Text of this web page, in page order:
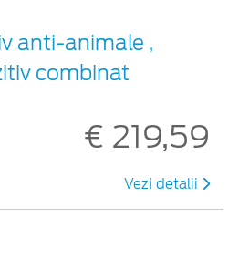
anti-animale ,
combinat
€ 219,59
Vezi detalii